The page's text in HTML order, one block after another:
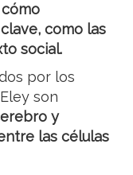
como las
social.
por los
son
y
las células